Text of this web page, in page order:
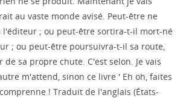
au vaste monde avisé. Peut-être ne
l'éditeur ; ou peut-être sortira-t-il mort-né
; ou peut-être poursuivra-t-il sa route,
sa propre chute. C'est selon. Je vais
m'attend, sinon ce livre ' Eh oh, faites
! Traduit de l'anglais (États-